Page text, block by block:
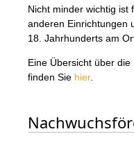
Nicht minder wichtig ist
anderen Einrichtungen
18. Jahrhunderts am
Eine Übersicht über
finden Sie hier.